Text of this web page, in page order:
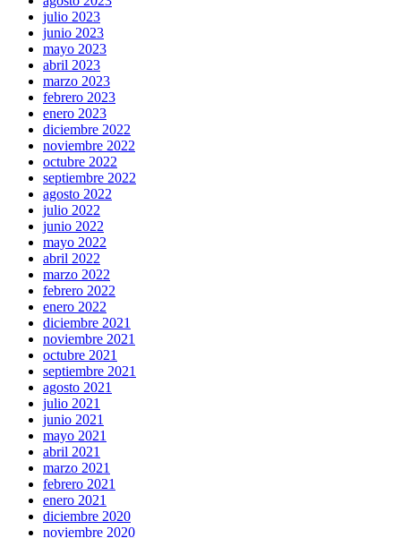
julio 2023
junio 2023
mayo 2023
abril 2023
marzo 2023
febrero 2023
enero 2023
diciembre 2022
noviembre 2022
octubre 2022
septiembre 2022
agosto 2022
julio 2022
junio 2022
mayo 2022
abril 2022
marzo 2022
febrero 2022
enero 2022
diciembre 2021
noviembre 2021
octubre 2021
septiembre 2021
agosto 2021
julio 2021
junio 2021
mayo 2021
abril 2021
marzo 2021
febrero 2021
enero 2021
diciembre 2020
noviembre 2020